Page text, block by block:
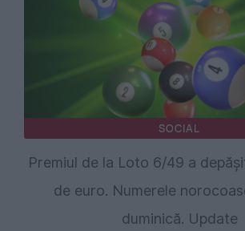
SOCIAL
Premiul de la Loto 6/49 a
de euro. Numerele
duminică. Update